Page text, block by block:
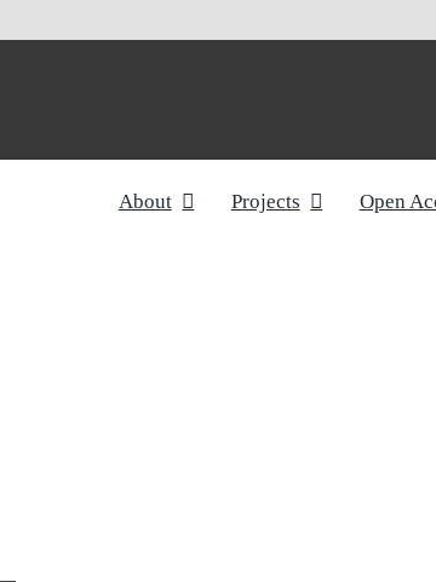
About Projects Open